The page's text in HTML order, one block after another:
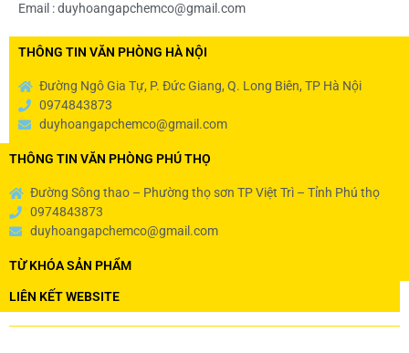
Email : duyhoangapchemco@gmail.com
THÔNG TIN VĂN PHÒNG HÀ NỘI
Đường Ngô Gia Tự, P. Đức Giang, Q. Long Biên, TP Hà Nội
0974843873
duyhoangapchemco@gmail.com
THÔNG TIN VĂN PHÒNG PHÚ THỌ
Đường Sông thao – Phường thọ sơn TP Việt Trì – Tỉnh Phú thọ
0974843873
duyhoangapchemco@gmail.com
TỪ KHÓA SẢN PHẨM
LIÊN KẾT WEBSITE